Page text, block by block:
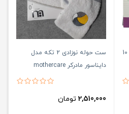
دستمال حوله ای دست و صورت 10
ست حوله نوزادی 2 تکه مدل
دایناسور مادرکر mothercare
2,510,000 تومان